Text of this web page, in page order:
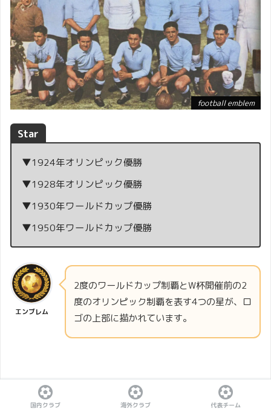
football emblem
Star
▼1924年オリンピック優勝
▼1928年オリンピック優勝
▼1930年ワールドカップ優勝
▼1950年ワールドカップ優勝
エンブレム
2度のワールドカップ制覇とW杯開催前の2
度のオリンピック制覇を表す4つの星が、ロ
ゴの上部に描かれています。
国内クラブ 海外クラブ 代表チーム